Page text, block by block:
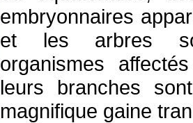
embryonnaires
et les arbres
organismes
leurs branches
magnifique gaine